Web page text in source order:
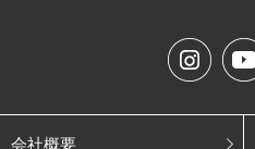
会社概要